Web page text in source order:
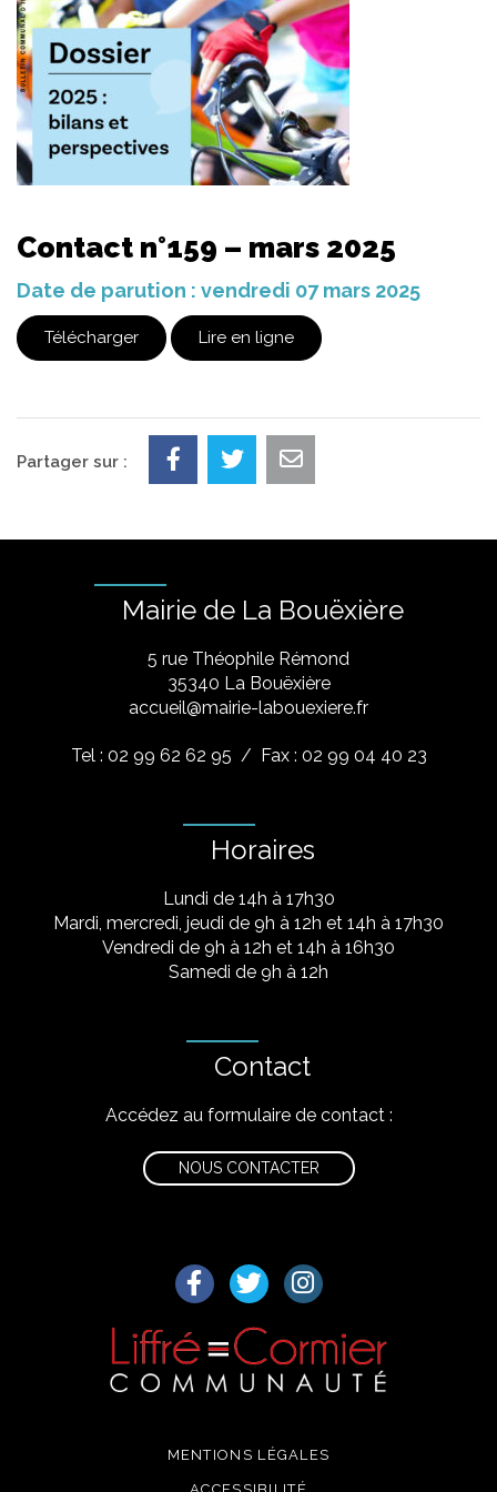
Contact n°159 – mars 2025
Date de parution : vendredi 07 mars 2025
Télécharger Lire en ligne
Partager sur :
Mairie de La Bouëxière
5 rue Théophile Rémond
​35340 La Bouëxière
accueil@mairie-labouexiere.fr
Tel : 02 99 62 62 95 / Fax : 02 99 04 40 23
Horaires
Lundi de 14h à 17h30
Mardi, mercredi, jeudi de 9h à 12h et 14h à 17h30
Vendredi de 9h à 12h et 14h à 16h30
Samedi de 9h à 12h
Contact
Accédez au formulaire de contact :
NOUS CONTACTER
Lien vers le compte Facebook
Lien vers le compte Twitter
Lien vers le compte
MENTIONS LÉGALES